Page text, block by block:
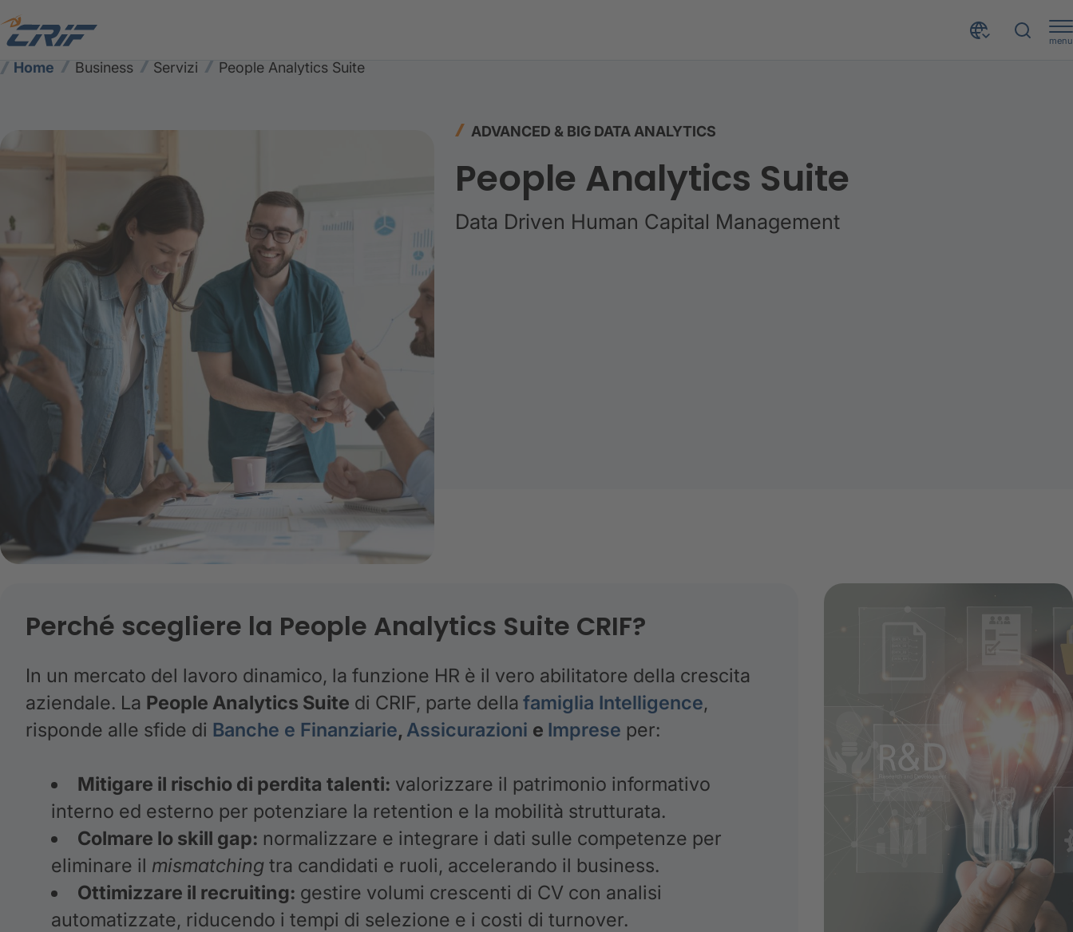
menu
Home Business Servizi People Analytics Suite
ADVANCED & BIG DATA ANALYTICS
People Analytics Suite
Data Driven Human Capital Management
Perché scegliere la People Analytics Suite CRIF?
In un mercato del lavoro dinamico, la funzione HR è il vero abilitatore della crescita
aziendale. La People Analytics Suite di CRIF, parte della famiglia Intelligence,
risponde alle sfide di Banche e Finanziarie,Assicurazioni e Imprese per:
Mitigare il rischio di perdita talenti: valorizzare il patrimonio informativo
interno ed esterno per potenziare la retention e la mobilità strutturata.
Colmare lo skill gap: normalizzare e integrare i dati sulle competenze per
eliminare il mismatching tra candidati e ruoli, accelerando il business.
Ottimizzare il recruiting: gestire volumi crescenti di CV con analisi
automatizzate, riducendo i tempi di selezione e i costi di turnover.